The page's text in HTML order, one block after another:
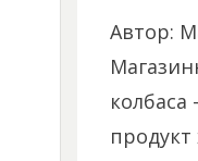
Автор:
колбаса
продукт